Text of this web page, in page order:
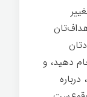
دهید، و